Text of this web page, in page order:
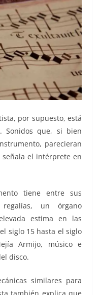
por supuesto, está
Sonidos que, si bien
parecieran
el intérprete en
tiene entre sus
un órgano
estima en las
siglo 15 hasta el siglo
Armijo, músico e
disco.
similares para